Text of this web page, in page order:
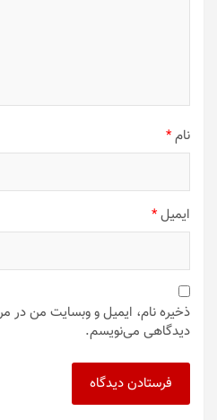
نام*
ایمیل*
ذخیره نام، ایمیل و وبسایت من در
دیدگاهی می‌نویسم.